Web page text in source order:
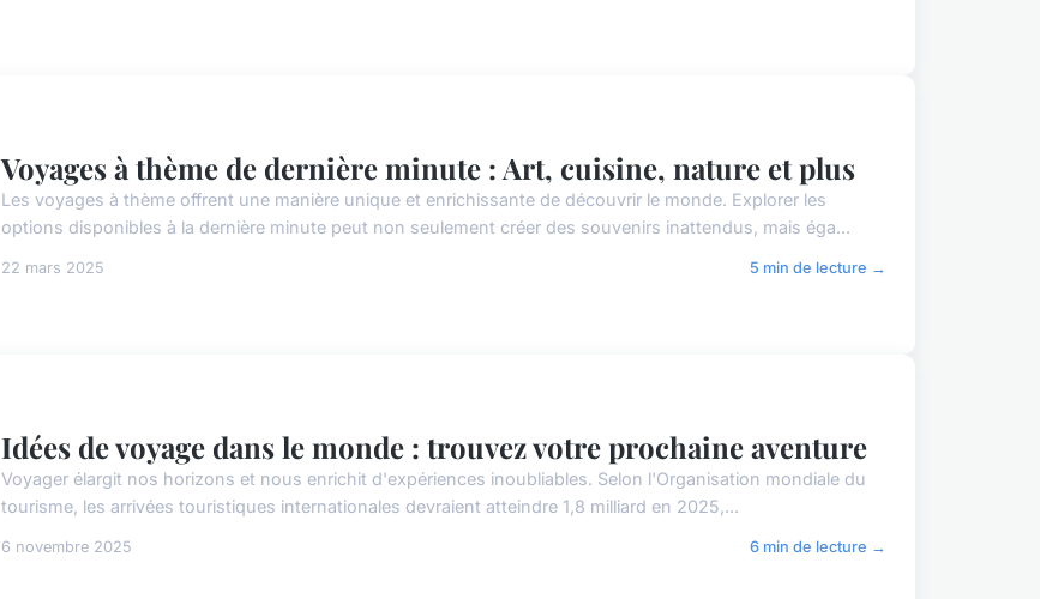
Voyages à thème de dernière minute : Art, cuisine, nature et plus
Les voyages à thème offrent une manière unique et enrichissante de découvrir le monde. Explorer les
options disponibles à la dernière minute peut non seulement créer des souvenirs inattendus, mais éga...
22 mars 2025 5 min de lecture →
Idées de voyage dans le monde : trouvez votre prochaine aventure
Voyager élargit nos horizons et nous enrichit d'expériences inoubliables. Selon l'Organisation mondiale du
tourisme, les arrivées touristiques internationales devraient atteindre 1,8 milliard en 2025,...
6 novembre 2025 6 min de lecture →